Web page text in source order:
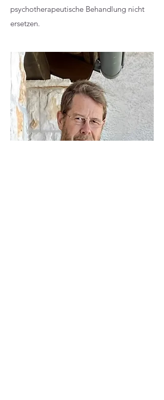
psychotherapeutische Behandlung nicht
ersetzen.